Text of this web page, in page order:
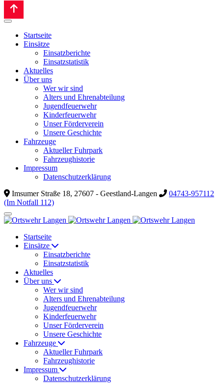
Startseite
Einsätze
Einsatzberichte
Einsatzstatistik
Aktuelles
Über uns
Wer wir sind
Alters und Ehrenabteilung
Jugendfeuerwehr
Kinderfeuerwehr
Unser Förderverein
Unsere Geschichte
Fahrzeuge
Aktueller Fuhrpark
Fahrzeughistorie
Impressum
Datenschutzerklärung
Imsumer Straße 18, 27607 - Geestland-Langen
04743-957112
(Im Notfall 112)
Startseite
Einsätze
Einsatzberichte
Einsatzstatistik
Aktuelles
Über uns
Wer wir sind
Alters und Ehrenabteilung
Jugendfeuerwehr
Kinderfeuerwehr
Unser Förderverein
Unsere Geschichte
Fahrzeuge
Aktueller Fuhrpark
Fahrzeughistorie
Impressum
Datenschutzerklärung